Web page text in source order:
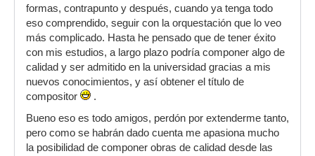
formas, contrapunto y después, cuando ya tenga todo
eso comprendido, seguir con la orquestación que lo veo
más complicado. Hasta he pensado que de tener éxito
con mis estudios, a largo plazo podría componer algo de
calidad y ser admitido en la universidad gracias a mis
nuevos conocimientos, y así obtener el título de
compositor
.
Bueno eso es todo amigos, perdón por extenderme tanto,
pero como se habrán dado cuenta me apasiona mucho
la posibilidad de componer obras de calidad desde las